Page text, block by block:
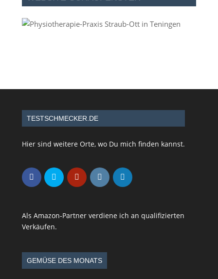
TESTSCHMECKER.DE
Hier sind weitere Orte, wo Du mich finden kannst.
Als Amazon-Partner verdiene ich an qualifizierten
Verkäufen.
GEMÜSE DES MONATS